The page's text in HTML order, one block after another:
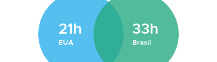
21h
EUA
33h
Brasil